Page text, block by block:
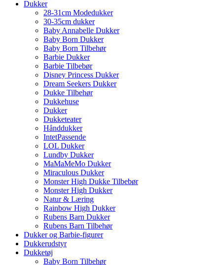
Dukker
28-31cm Modedukker
30-35cm dukker
Baby Annabelle Dukker
Baby Born Dukker
Baby Born Tilbehør
Barbie Dukker
Barbie Tilbebør
Disney Princess Dukker
Dream Seekers Dukker
Dukke Tilbehør
Dukkehuse
Dukker
Dukketeater
Hånddukker
IntetPassende
LOL Dukker
Lundby Dukker
MaMaMeMo Dukker
Miraculous Dukker
Monster High Dukke Tilbebør
Monster High Dukker
Natur & Læring
Rainbow High Dukker
Rubens Barn Dukker
Rubens Barn Tilbehør
Dukker og Barbie-figurer
Dukkerudstyr
Dukketøj
Baby Born Tilbehør